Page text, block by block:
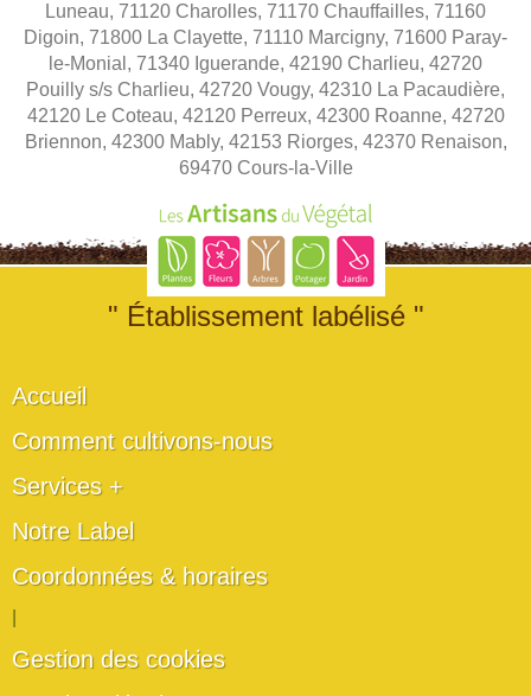
Luneau, 71120 Charolles, 71170 Chauffailles, 71160
Digoin, 71800 La Clayette, 71110 Marcigny, 71600 Paray-
le-Monial, 71340 Iguerande, 42190 Charlieu, 42720
Pouilly s/s Charlieu, 42720 Vougy, 42310 La Pacaudière,
42120 Le Coteau, 42120 Perreux, 42300 Roanne, 42720
Briennon, 42300 Mably, 42153 Riorges, 42370 Renaison,
69470 Cours-la-Ville
" Établissement labélisé "
Accueil
Comment cultivons-nous
Services +
Notre Label
Coordonnées & horaires
Gestion des cookies